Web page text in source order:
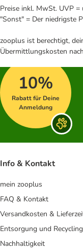
Preise inkl. MwSt. UVP
"Sonst" = Der niedrigste
zooplus ist berechtigt,
Übermittlungskosten
10%
Rabatt für Deine
Anmeldung
Info & Kontakt
mein zooplus
FAQ & Kontakt
Versandkosten &
Entsorgung und Recycling
Nachhaltigkeit